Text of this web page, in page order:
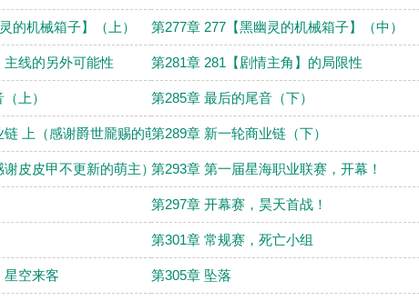
的机械箱子】（上） 第277章 277【黑幽灵的机械箱子】（中）
线的另外可能性 第281章 281【剧情主角】的局限性
上） 第285章 最后的尾音（下）
上（感谢爵世龎赐的萌主！）第289章 新一轮商业链（下）
皮皮甲不更新的萌主）第293章 第一届星海职业联赛，开幕！
第297章 开幕赛，昊天首战！
第301章 常规赛，死亡小组
星空来客 第305章 坠落